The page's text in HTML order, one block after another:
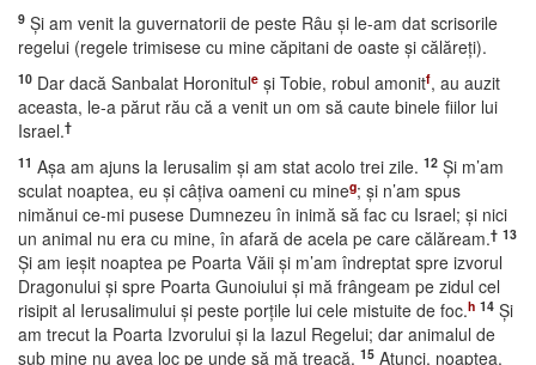
9 Şi am venit la guvernatorii de peste Râu şi le-am dat scrisorile
regelui (regele trimisese cu mine căpitani de oaste şi călăreţi).
10 Dar dacă Sanbalat Horonitule şi Tobie, robul amonitf, au auzit
aceasta, le-a părut rău că a venit un om să caute binele fiilor lui
Israel.†
11 Aşa am ajuns la Ierusalim şi am stat acolo trei zile. 12 Şi m’am
sculat noaptea, eu şi câţiva oameni cu mineg; şi n’am spus
nimănui ce-mi pusese Dumnezeu în inimă să fac cu Israel; şi nici
un animal nu era cu mine, în afară de acela pe care călăream.† 13
Şi am ieşit noaptea pe Poarta Văii şi m’am îndreptat spre izvorul
Dragonului şi spre Poarta Gunoiului şi mă frângeam pe zidul cel
risipit al Ierusalimului şi peste porţile lui cele mistuite de foc.h 14 Şi
am trecut la Poarta Izvorului şi la Iazul Regelui; dar animalul de
sub mine nu avea loc pe unde să mă treacă. 15 Atunci, noaptea,